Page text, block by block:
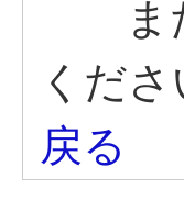
また
くださ
戻る